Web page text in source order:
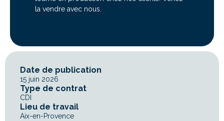
la vendre avec nous.
Date de publication
15 juin 2026
Type de contrat
CDI
Lieu de travail
Aix-en-Provence